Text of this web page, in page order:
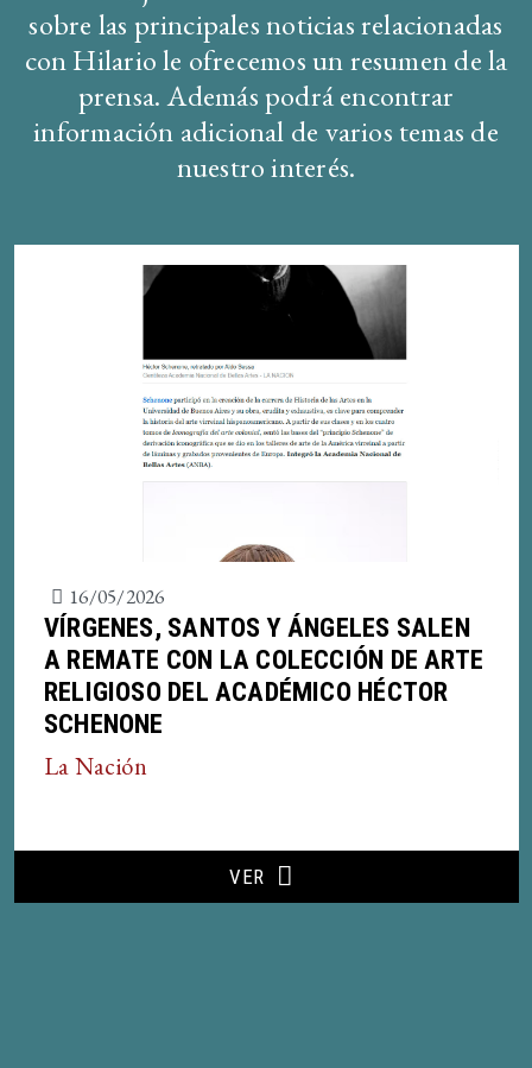
sobre las principales noticias relacionadas
con Hilario le ofrecemos un resumen de la
prensa. Además podrá encontrar
información adicional de varios temas de
nuestro interés.
16/05/2026
VÍRGENES, SANTOS Y ÁNGELES SALEN
A REMATE CON LA COLECCIÓN DE ARTE
RELIGIOSO DEL ACADÉMICO HÉCTOR
SCHENONE
La Nación
VER